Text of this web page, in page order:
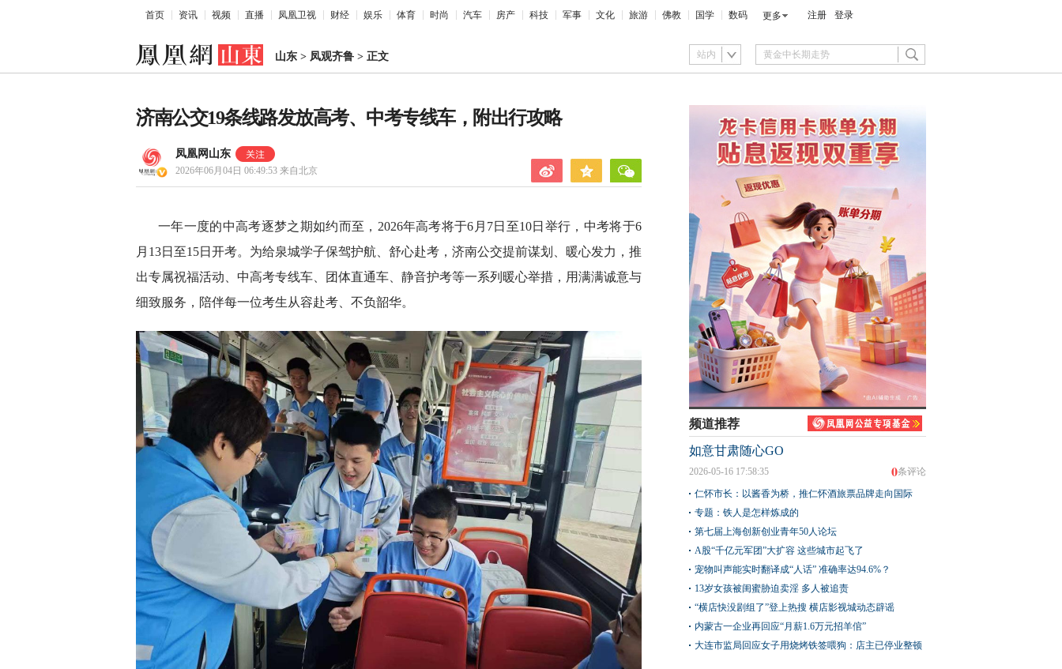
首页 资讯 视频 直播 凤凰卫视 财经 娱乐 体育 时尚 汽车 房产 科技 军事 文化 旅游 佛教 国学 数码 更多 注册 登录
山东 > 凤观齐鲁 > 正文 站内
济南公交19条线路发放高考、中考专线车，附出行攻略
凤凰网山东
2026年06月04日 06:49:53 来自北京
一年一度的中高考逐梦之期如约而至，2026年高考将于6月7日至10日举行，中考将于6
月13日至15日开考。为给泉城学子保驾护航、舒心赴考，济南公交提前谋划、暖心发力，推
出专属祝福活动、中高考专线车、团体直通车、静音护考等一系列暖心举措，用满满诚意与
细致服务，陪伴每一位考生从容赴考、不负韶华。
频道推荐
如意甘肃随心GO
0条评论
2026-05-16 17:58:35
仁怀市长：以酱香为桥，推仁怀酒旅票品牌走向国际
专题：铁人是怎样炼成的
第七届上海创新创业青年50人论坛
A股“千亿元军团”大扩容 这些城市起飞了
宠物叫声能实时翻译成“人话” 准确率达94.6%？
13岁女孩被闺蜜胁迫卖淫 多人被追责
“横店快没剧组了”登上热搜 横店影视城动态辟谣
内蒙古一企业再回应“月薪1.6万元招羊倌”
大连市监局回应女子用烧烤铁签喂狗：店主已停业整顿